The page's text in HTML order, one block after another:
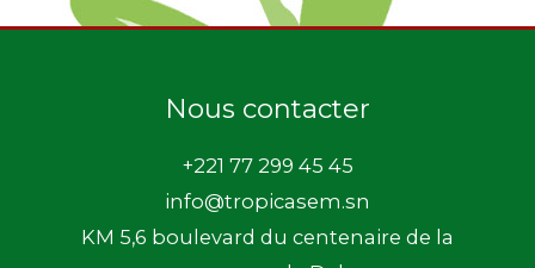
Nous contacter
+221 77 299 45 45
info@tropicasem.sn
KM 5,6 boulevard du centenaire de la